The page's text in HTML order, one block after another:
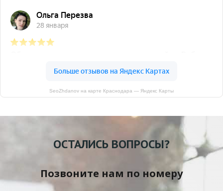
SeoZhdanov на карте Краснодара — Яндекс Карты
ОСТАЛИСЬ ВОПРОСЫ?
Позвоните нам по номеру